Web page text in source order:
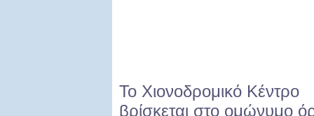
Το Χιονοδρομικό Κέντρο
βρίσκεται στο ομώνυμο